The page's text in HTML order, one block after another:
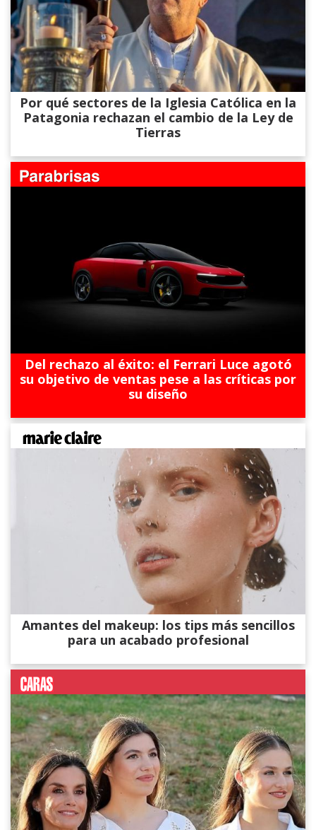
Por qué sectores de la Iglesia Católica en la
Patagonia rechazan el cambio de la Ley de
Tierras
Del rechazo al éxito: el Ferrari Luce agotó
su objetivo de ventas pese a las críticas por
su diseño
Amantes del makeup: los tips más sencillos
para un acabado profesional